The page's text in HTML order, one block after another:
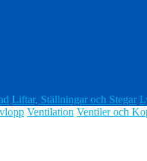
Liftar, Ställningar och Stegar
Ventilation Ventiler och